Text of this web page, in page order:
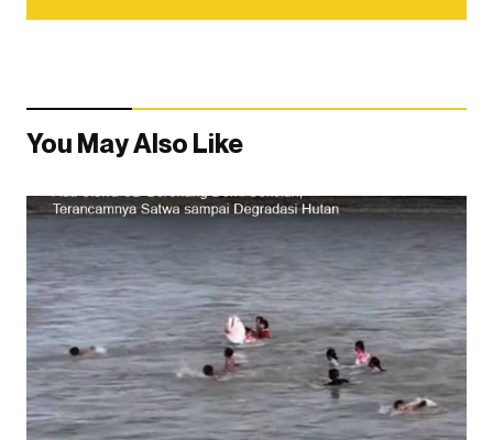
You May Also Like